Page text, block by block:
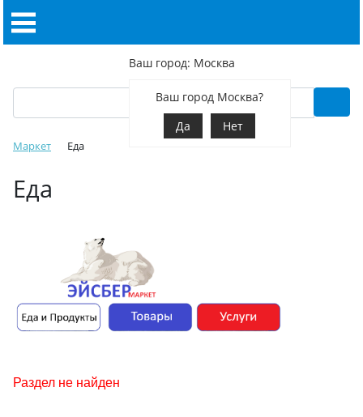
Ваш город: Москва
Ваш город Москва?
Да
Нет
Маркет Еда
Еда
Раздел не найден